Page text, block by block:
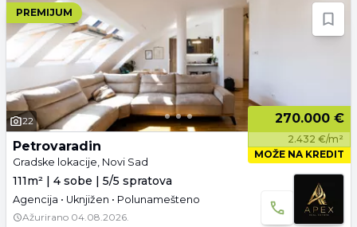
PREMIJUM
22 270.000 €
2.432 €/m²
MOŽE NA KREDIT
Petrovaradin
Gradske lokacije, Novi Sad
111m² | 4 sobe | 5/5 spratova
Agencija • Uknjižen • Polunamešteno
Ažurirano 04.08.2026.